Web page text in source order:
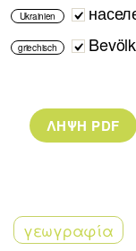
Ukrainien
griechisch
γεωγραφία